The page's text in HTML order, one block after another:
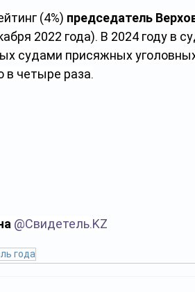
(4%) председатель
2022 года). В 2024 году в
судами присяжных
четыре раза.
@Свидетель.KZ
года